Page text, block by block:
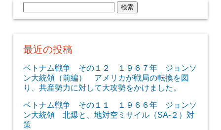
索:
最近の投稿
ベトナム戦争 その１２ １９６７年 ジョンソ
ン大統領（前編） アメリカが戦局の転換を図
り、共産勢力に対して大攻勢をかけました。
ベトナム戦争 その１１ １９６６年 ジョンソ
ン大統領 北爆と、地対空ミサイル（SA-２）対
策